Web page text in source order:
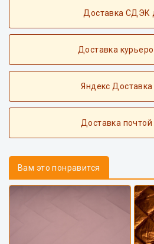
Доставка СДЭК
Доставка
Яндекс
Доставка почтой
Вам это понравится